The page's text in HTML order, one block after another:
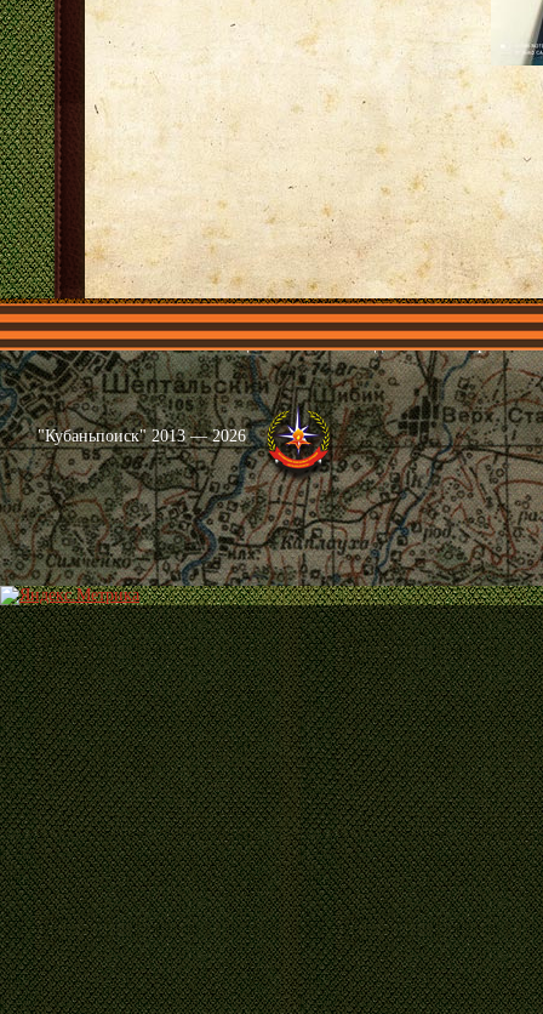
Главная Имена Общественные объединения Проекты
"Кубаньпоиск" 2013 — 2026